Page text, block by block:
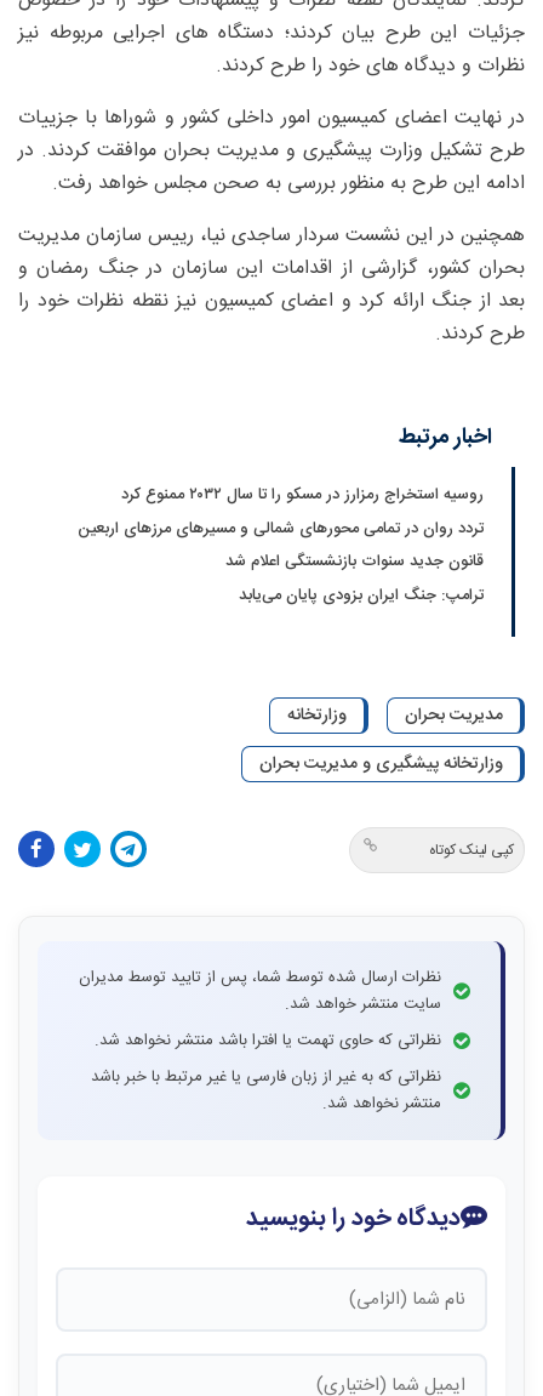
جزئیات این طرح بیان کردند؛ دستگاه های اجرایی مربوطه نیز
نظرات و دیدگاه های خود را طرح کردند.
در نهایت اعضای کمیسیون امور داخلی کشور و شوراها با جزییات
طرح تشکیل وزارت پیشگیری و مدیریت بحران موافقت کردند. در
ادامه این طرح به منظور بررسی به صحن مجلس خواهد رفت.
همچنین در این نشست سردار ساجدی نیا، رییس سازمان مدیریت
بحران کشور، گزارشی از اقدامات این سازمان در جنگ رمضان و
بعد از جنگ ارائه کرد و اعضای کمیسیون نیز نقطه نظرات خود را
طرح کردند.
اخبار مرتبط
روسیه استخراج رمزارز در مسکو را تا سال ۲۰۳۲ ممنوع کرد
تردد روان در تمامی محورهای شمالی و مسیرهای مرزهای اربعین
قانون جدید سنوات بازنشستگی اعلام شد
ترامپ: جنگ ایران بزودی پایان می‌یابد
مدیریت بحران
وزارتخانه
وزارتخانه پیشگیری و مدیریت بحران
کپی لینک کوتاه
نظرات ارسال شده توسط شما، پس از تایید توسط مدیران
سایت منتشر خواهد شد.
نظراتی که حاوی تهمت یا افترا باشد منتشر نخواهد شد.
نظراتی که به غیر از زبان فارسی یا غیر مرتبط با خبر باشد
منتشر نخواهد شد.
دیدگاه خود را بنویسید